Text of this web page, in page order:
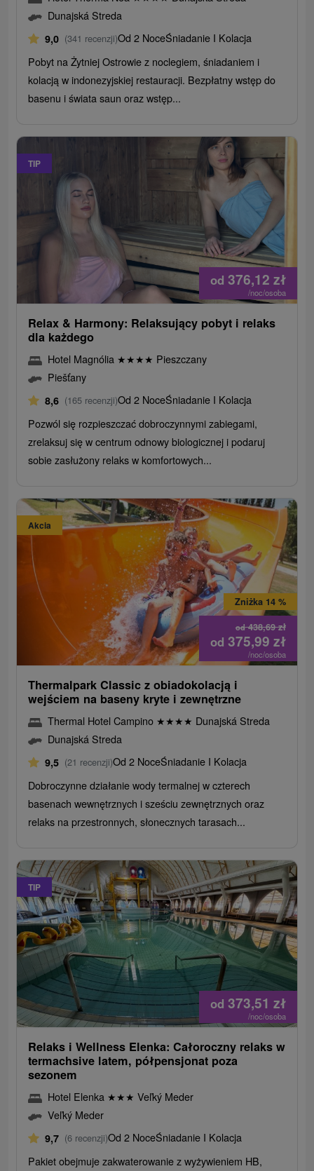
Dunajská Streda
9,0 (341 recenzji)Od 2 NoceŚniadanie I Kolacja
Pobyt na Żytniej Ostrowie z noclegiem, śniadaniem i
kolacją w indonezyjskiej restauracji. Bezpłatny wstęp do
basenu i świata saun oraz wstęp...
TIP
od 376,12 zł
/noc/osoba
Relax & Harmony: Relaksujący pobyt i relaks
dla każdego
Hotel Magnólia ★★★★ Pieszczany
Piešťany
8,6 (165 recenzji)Od 2 NoceŚniadanie I Kolacja
Pozwól się rozpieszczać dobroczynnymi zabiegami,
zrelaksuj się w centrum odnowy biologicznej i podaruj
sobie zasłużony relaks w komfortowych...
Akcia
od438,69zł
Zniżka 14 %
od 375,99 zł
/noc/osoba
Thermalpark Classic z obiadokolacją i
wejściem na baseny kryte i zewnętrzne
Thermal Hotel Campino ★★★★ Dunajská Streda
Dunajská Streda
9,5 (21 recenzji)Od 2 NoceŚniadanie I Kolacja
Dobroczynne działanie wody termalnej w czterech
basenach wewnętrznych i sześciu zewnętrznych oraz
relaks na przestronnych, słonecznych tarasach...
TIP
od 373,51 zł
/noc/osoba
Relaks i Wellness Elenka: Całoroczny relaks w
termachsive latem, półpensjonat poza
sezonem
Hotel Elenka ★★★ Veľký Meder
Veľký Meder
9,7 (6 recenzji)Od 2 NoceŚniadanie I Kolacja
Pakiet obejmuje zakwaterowanie z wyżywieniem HB,